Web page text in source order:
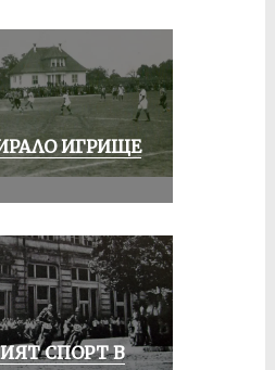
ИГРИЩЕ
СПОРТ В